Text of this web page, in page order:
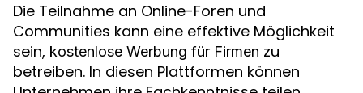
Die Teilnahme an Online-Foren und
Communities kann eine effektive Möglichkeit
sein, kostenlose Werbung für Firmen zu
betreiben. In diesen Plattformen können